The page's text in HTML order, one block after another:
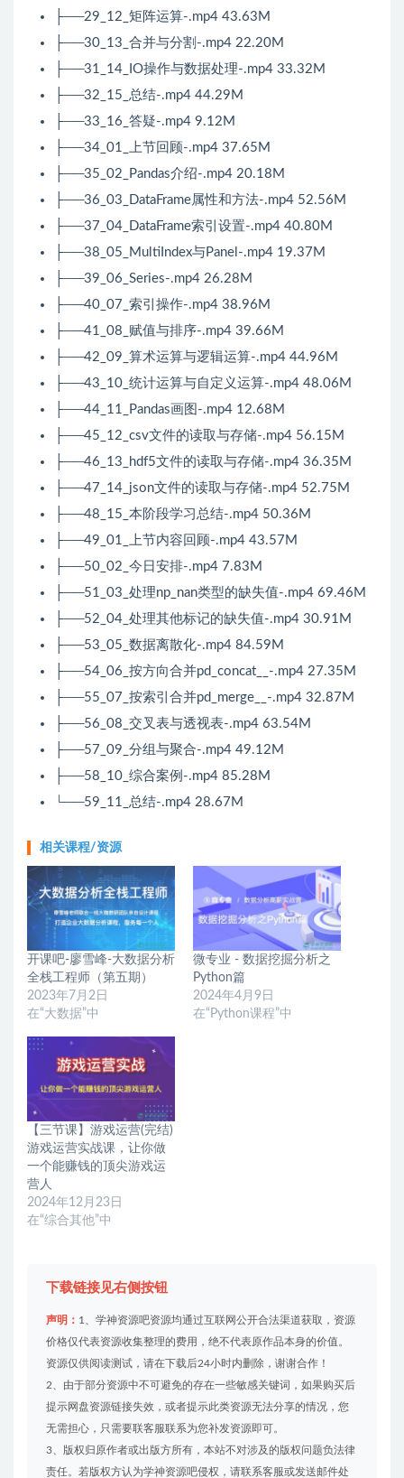
├──29_12_矩阵运算-.mp4 43.63M
├──30_13_合并与分割-.mp4 22.20M
├──31_14_IO操作与数据处理-.mp4 33.32M
├──32_15_总结-.mp4 44.29M
├──33_16_答疑-.mp4 9.12M
├──34_01_上节回顾-.mp4 37.65M
├──35_02_Pandas介绍-.mp4 20.18M
├──36_03_DataFrame属性和方法-.mp4 52.56M
├──37_04_DataFrame索引设置-.mp4 40.80M
├──38_05_MultiIndex与Panel-.mp4 19.37M
├──39_06_Series-.mp4 26.28M
├──40_07_索引操作-.mp4 38.96M
├──41_08_赋值与排序-.mp4 39.66M
├──42_09_算术运算与逻辑运算-.mp4 44.96M
├──43_10_统计运算与自定义运算-.mp4 48.06M
├──44_11_Pandas画图-.mp4 12.68M
├──45_12_csv文件的读取与存储-.mp4 56.15M
├──46_13_hdf5文件的读取与存储-.mp4 36.35M
├──47_14_json文件的读取与存储-.mp4 52.75M
├──48_15_本阶段学习总结-.mp4 50.36M
├──49_01_上节内容回顾-.mp4 43.57M
├──50_02_今日安排-.mp4 7.83M
├──51_03_处理np_nan类型的缺失值-.mp4 69.46M
├──52_04_处理其他标记的缺失值-.mp4 30.91M
├──53_05_数据离散化-.mp4 84.59M
├──54_06_按方向合并pd_concat__-.mp4 27.35M
├──55_07_按索引合并pd_merge__-.mp4 32.87M
├──56_08_交叉表与透视表-.mp4 63.54M
├──57_09_分组与聚合-.mp4 49.12M
├──58_10_综合案例-.mp4 85.28M
└──59_11_总结-.mp4 28.67M
相关课程/资源
开课吧-廖雪峰-大数据分析
全栈工程师（第五期）
2023年7月2日
在“大数据”中
微专业 - 数据挖掘分析之
Python篇
2024年4月9日
在“Python课程”中
【三节课】游戏运营(完结)
游戏运营实战课，让你做
一个能赚钱的顶尖游戏运
营人
2024年12月23日
在“综合其他”中
下载链接见右侧按钮
声明： 1、学神资源吧资源均通过互联网公开合法渠道获取，资源
价格仅代表资源收集整理的费用，绝不代表原作品本身的价值。
资源仅供阅读测试，请在下载后24小时内删除，谢谢合作！
2、由于部分资源中不可避免的存在一些敏感关键词，如果购买后
提示网盘资源链接失效，或者提示此类资源无法分享的情况，您
无需担心，只需要联客服联系为您补发资源即可。
3、版权归原作者或出版方所有，本站不对涉及的版权问题负法律
责任。若版权方认为学神资源吧侵权，请联系客服或发送邮件处